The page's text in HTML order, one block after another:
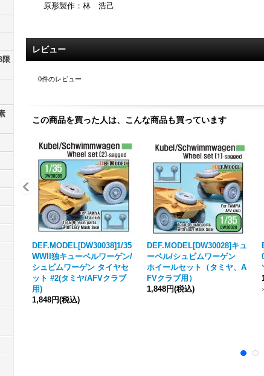
限
原形製作：林 浩己
レビュー
0件のレビュー
この商品を買った人は、こんな商品も買っています
DEF.MODEL[DW30038]1/35
WWII独キューベルワーゲン/
シュビムワーゲン タイヤセ
ット #2(タミヤ/AFVクラブ
用)
1,848円(税込)
DEF.MODEL[DW30028]キュ
ーベル/シュビムワーゲン
ホイールセット（タミヤ、A
FVクラブ用）
1,848円(税込)